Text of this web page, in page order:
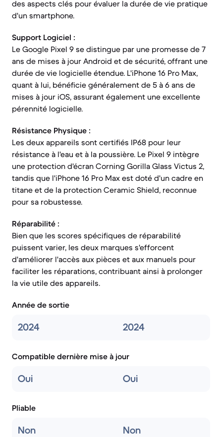
des aspects clés pour évaluer la durée de vie pratique
d'un smartphone.
Support Logiciel :
Le Google Pixel 9 se distingue par une promesse de 7
ans de mises à jour Android et de sécurité, offrant une
durée de vie logicielle étendue. L'iPhone 16 Pro Max,
quant à lui, bénéficie généralement de 5 à 6 ans de
mises à jour iOS, assurant également une excellente
pérennité logicielle.
Résistance Physique :
Les deux appareils sont certifiés IP68 pour leur
résistance à l'eau et à la poussière. Le Pixel 9 intègre
une protection d'écran Corning Gorilla Glass Victus 2,
tandis que l'iPhone 16 Pro Max est doté d'un cadre en
titane et de la protection Ceramic Shield, reconnue
pour sa robustesse.
Réparabilité :
Bien que les scores spécifiques de réparabilité
puissent varier, les deux marques s'efforcent
d'améliorer l'accès aux pièces et aux manuels pour
faciliter les réparations, contribuant ainsi à prolonger
la vie utile des appareils.
Année de sortie
2024 2024
Compatible dernière mise à jour
Oui Oui
Pliable
Non Non